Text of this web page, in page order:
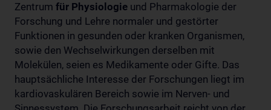
Zentrum für Physiologie und Pharmakologie der
Forschung und Lehre normaler und gestörter
Funktionen in gesunden oder kranken Organismen,
sowie den Wechselwirkungen derselben mit
Molekülen, seien es Medikamente oder Gifte. Das
hauptsächliche Interesse der Forschungen liegt im
kardiovaskulären Bereich sowie im Nerven- und